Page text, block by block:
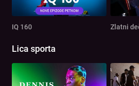
IQ 160 Zlatni
Lica sporta